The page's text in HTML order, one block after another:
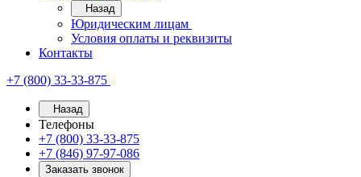
Назад
Юридическим лицам
Условия оплаты и реквизиты
Контакты
+7 (800) 33-33-875
Назад
Телефоны
+7 (800) 33-33-875
+7 (846) 97-97-086
Заказать звонок